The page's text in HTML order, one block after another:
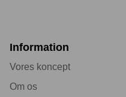
Information
Vores koncept
Om os